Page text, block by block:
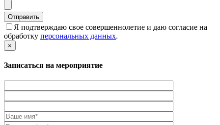
Я подтверждаю свое совершеннолетие и даю согласие на
обработку персональных данных.
×
Записаться на мероприятие